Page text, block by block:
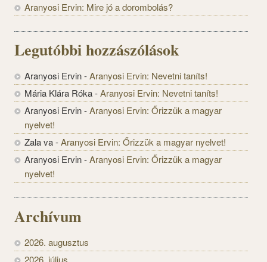
Aranyosi Ervin: Mire jó a dorombolás?
Legutóbbi hozzászólások
Aranyosi Ervin-Aranyosi Ervin: Nevetni taníts!
Mária Klára Róka-Aranyosi Ervin: Nevetni taníts!
Aranyosi Ervin-Aranyosi Ervin: Őrizzük a magyar
nyelvet!
Zala va-Aranyosi Ervin: Őrizzük a magyar nyelvet!
Aranyosi Ervin-Aranyosi Ervin: Őrizzük a magyar
nyelvet!
Archívum
2026. augusztus
2026. július